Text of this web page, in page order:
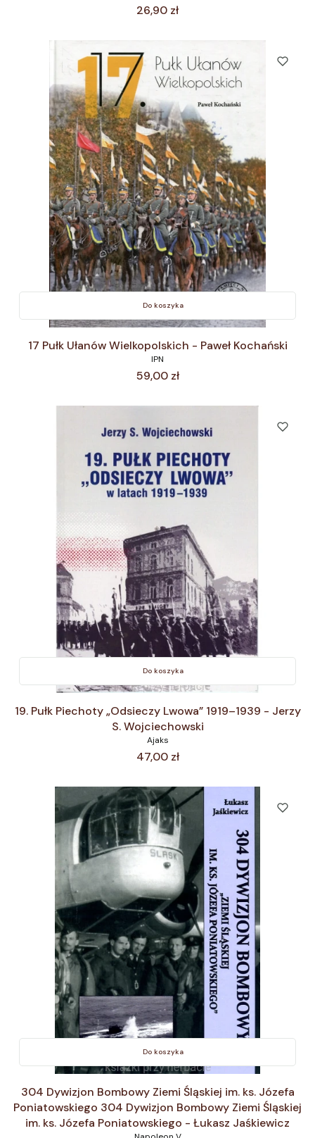
Cena
26,90 zł
Do koszyka
17 Pułk Ułanów Wielkopolskich - Paweł Kochański
IPN
Cena
59,00 zł
Do koszyka
19. Pułk Piechoty „Odsieczy Lwowa” 1919–1939 - Jerzy
S. Wojciechowski
Ajaks
Cena
47,00 zł
Do koszyka
304 Dywizjon Bombowy Ziemi Śląskiej im. ks. Józefa
Poniatowskiego 304 Dywizjon Bombowy Ziemi Śląskiej
im. ks. Józefa Poniatowskiego - Łukasz Jaśkiewicz